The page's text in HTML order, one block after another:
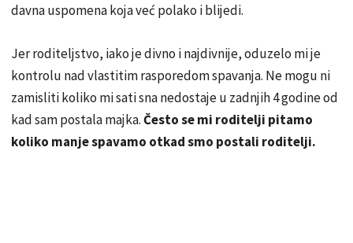
davna uspomena koja već polako i blijedi.
Jer roditeljstvo, iako je divno i najdivnije, oduzelo mi je
kontrolu nad vlastitim rasporedom spavanja. Ne mogu ni
zamisliti koliko mi sati sna nedostaje u zadnjih 4 godine od
kad sam postala majka.Često se mi roditelji pitamo
koliko manje spavamo otkad smo postali roditelji.